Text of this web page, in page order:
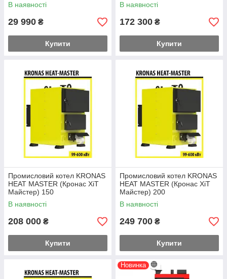
В наявності
29 990 ₴
Купити
В наявності
172 300 ₴
Купити
Промисловий котел KRONAS
HEAT MASTER (Кронас ХіТ
Майстер) 150
В наявності
208 000 ₴
Купити
Промисловий котел KRONAS
HEAT MASTER (Кронас ХіТ
Майстер) 200
В наявності
249 700 ₴
Купити
Новинка